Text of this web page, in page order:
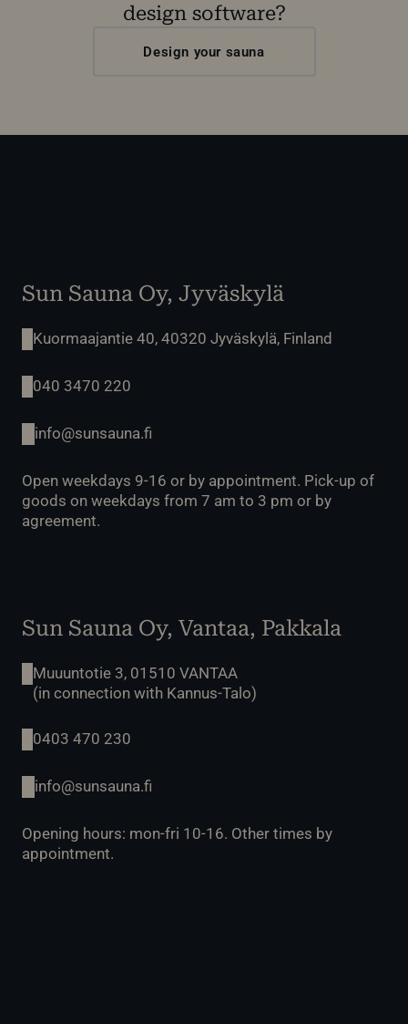
design software?
Design your sauna
Sun Sauna Oy, Jyväskylä
Kuormaajantie 40, 40320 Jyväskylä, Finland
040 3470 220
info@sunsauna.fi
Open weekdays 9-16 or by appointment. Pick-up of
goods on weekdays from 7 am to 3 pm or by
agreement.
Sun Sauna Oy, Vantaa, Pakkala
Muuuntotie 3, 01510 VANTAA
(in connection with Kannus-Talo)
0403 470 230
info@sunsauna.fi
Opening hours: mon-fri 10-16. Other times by
appointment.